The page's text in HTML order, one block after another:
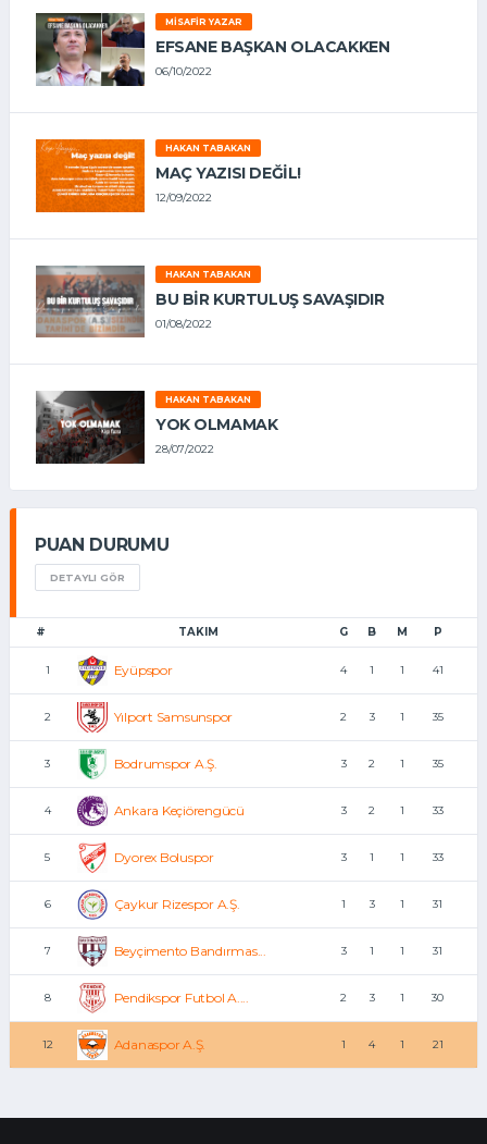
MISAFIR YAZAR
EFSANE BAŞKAN OLACAKKEN
06/10/2022
HAKAN TABAKAN
MAÇ YAZISI DEĞİL!
12/09/2022
HAKAN TABAKAN
BU BİR KURTULUŞ SAVAŞIDIR
01/08/2022
HAKAN TABAKAN
YOK OLMAMAK
28/07/2022
PUAN DURUMU
DETAYLI GÖR
# TAKIM G B M P
1 Eyüpspor 4 1 1 41
2 Yılport Samsunspor 2 3 1 35
3 Bodrumspor A.Ş. 3 2 1 35
4 Ankara Keçiörengücü 3 2 1 33
5 Dyorex Boluspor 3 1 1 33
6 Çaykur Rizespor A.Ş. 1 3 1 31
7 Beyçimento Bandırmas... 3 1 1 31
8 Pendikspor Futbol A.... 2 3 1 30
12 Adanaspor A.Ş. 1 4 1 21